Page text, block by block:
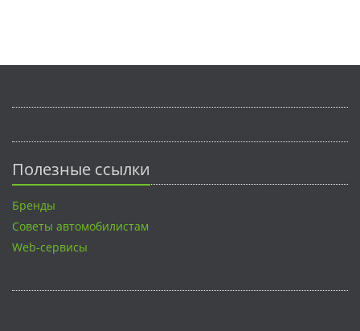
Полезные ссылки
Бренды
Советы автомобилистам
Web-сервисы